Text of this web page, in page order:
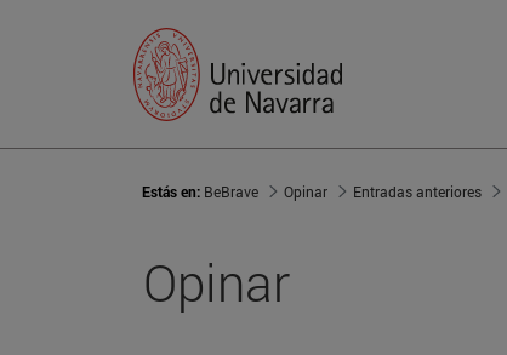
Estás en: BeBrave Opinar Entradas anteriores
Opinar